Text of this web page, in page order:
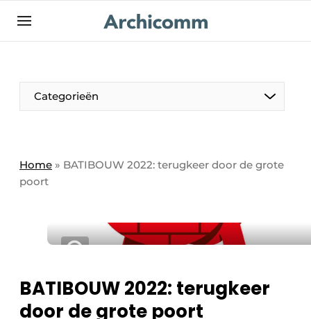
NL be-FR
Categorieën
Home » BATIBOUW 2022: terugkeer door de grote
poort
BATIBOUW 2022: terugkeer
door de grote poort